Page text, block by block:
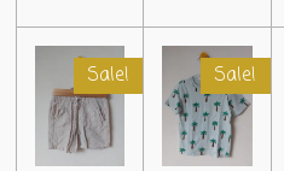
Sale! Sale!